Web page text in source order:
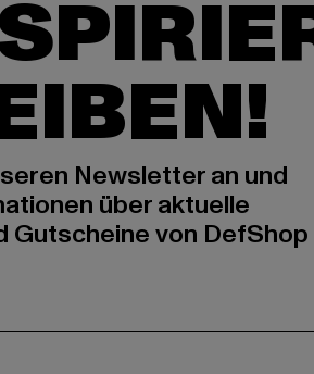
Newsletter an und
über aktuelle
Gutscheine von DefShop